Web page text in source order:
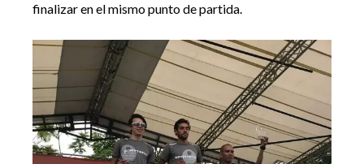
finalizar en el mismopunto de partida.